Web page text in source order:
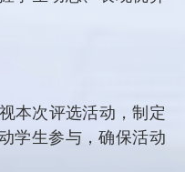
本次评选活动，制定
学生参与，确保活动